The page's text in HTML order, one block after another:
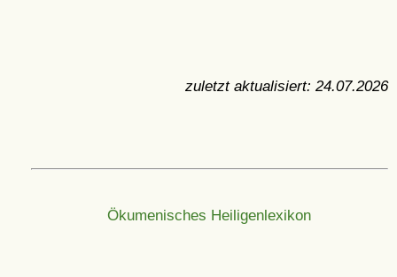
zuletzt aktualisiert: 24.07.2026
Ökumenisches Heiligenlexikon